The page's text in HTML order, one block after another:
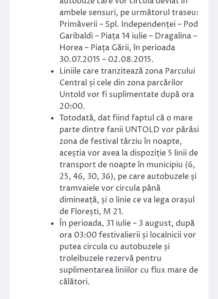
ambele sensuri, pe următorul traseu:
Primăverii – Spl. Independenței – Pod
Garibaldi – Piața 14 iulie – Dragalina –
Horea – Piața Gării, în perioada
30.07.2015 – 02.08.2015.
Liniile care tranzitează zona Parcului
Central și cele din zona parcărilor
Untold vor fi suplimentate după ora
20:00.
Totodată, dat fiind faptul că o mare
parte dintre fanii UNTOLD vor părăsi
zona de festival târziu în noapte,
aceștia vor avea la dispoziție 5 linii de
transport de noapte în municipiu (6,
25, 46, 30, 36), pe care autobuzele și
tramvaiele vor circula până
dimineață, și o linie ce va lega orașul
de Florești, M 21.
În perioada, 31 iulie – 3 august, după
ora 03:00 festivalierii și localnicii vor
putea circula cu autobuzele și
troleibuzele rezervă pentru
suplimentarea liniilor cu flux mare de
călători.